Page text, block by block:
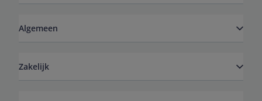
Algemeen
Zakelijk